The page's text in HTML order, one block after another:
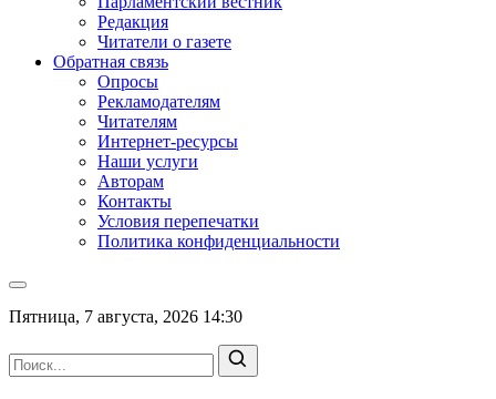
Редакция
Читатели о газете
Обратная связь
Опросы
Рекламодателям
Читателям
Интернет-ресурсы
Наши услуги
Авторам
Контакты
Условия перепечатки
Политика конфиденциальности
Пятница, 7 августа, 2026 14:30